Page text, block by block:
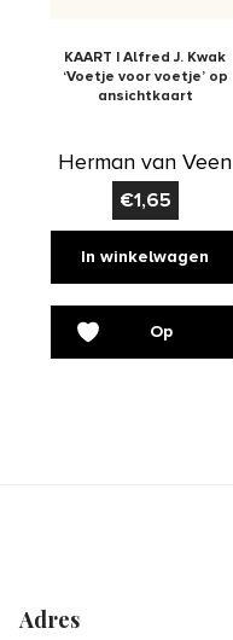
KAART | Alfred J. Kwak
‘Voetje voor voetje’ op
ansichtkaart
Herman van Veen
€1,65
In winkelwagen
Op
Adres